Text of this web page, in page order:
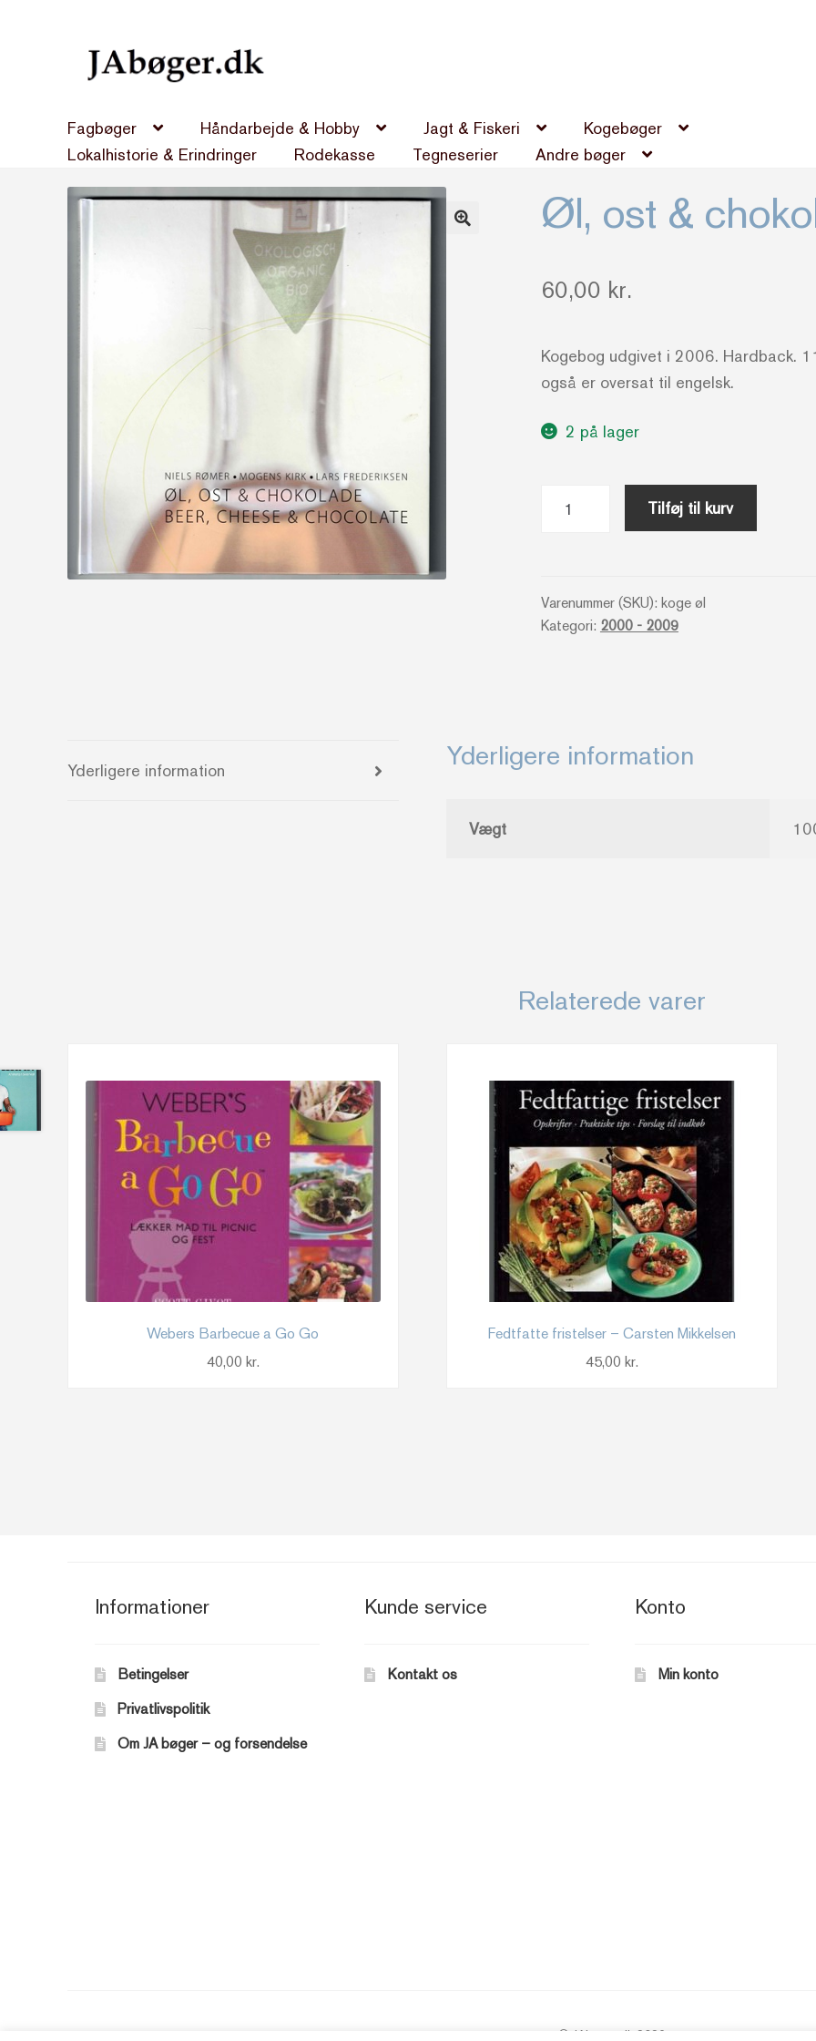
Spring
Spring
Fagbøger
Håndarbejde & Hobby Jagt & Fiskeri
Kogebøger
Lokalhistorie & Erindringer
Rodekasse Tegneserier Andre bøger
Øl, ost &
60,00 kr.
Kogebog udgivet i 2006. Hardback.
også er oversat til engelsk.
2 på lager
-
3
Tilføj til kurv
Varenummer (SKU): koge øl
Kategori: 2000 - 2009
Yderligere information Yderligere information
Vægt
Relaterede varer
Webers Barbecue a Go Go
40,00 kr.
Fedtfatte fristelser – Carsten Mikkelsen
45,00 kr.
Informationer
Betingelser
Privatlivspolitik
Om JA bøger – og forsendelse
Kunde service
Kontakt os
Konto
Min konto
© JAbøger.dk 2026